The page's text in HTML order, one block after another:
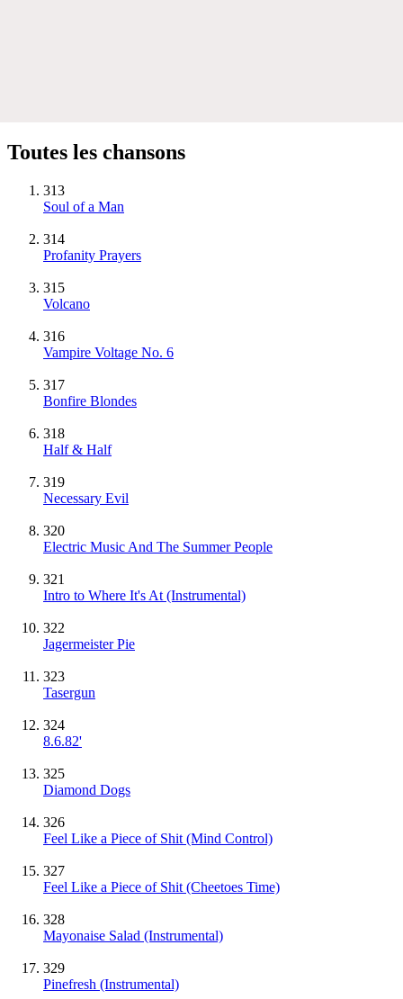
Toutes les chansons
313
Soul of a Man
314
Profanity Prayers
315
Volcano
316
Vampire Voltage No. 6
317
Bonfire Blondes
318
Half & Half
319
Necessary Evil
320
Electric Music And The Summer People
321
Intro to Where It's At (Instrumental)
322
Jagermeister Pie
323
Tasergun
324
8.6.82'
325
Diamond Dogs
326
Feel Like a Piece of Shit (Mind Control)
327
Feel Like a Piece of Shit (Cheetoes Time)
328
Mayonaise Salad (Instrumental)
329
Pinefresh (Instrumental)